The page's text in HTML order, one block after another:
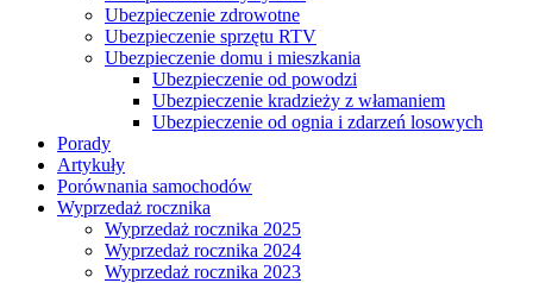
Ubezpieczenie zdrowotne
Ubezpieczenie sprzętu RTV
Ubezpieczenie domu i mieszkania
Ubezpieczenie od powodzi
Ubezpieczenie kradzieży z włamaniem
Ubezpieczenie od ognia i zdarzeń losowych
Porady
Artykuły
Porównania samochodów
Wyprzedaż rocznika
Wyprzedaż rocznika 2025
Wyprzedaż rocznika 2024
Wyprzedaż rocznika 2023